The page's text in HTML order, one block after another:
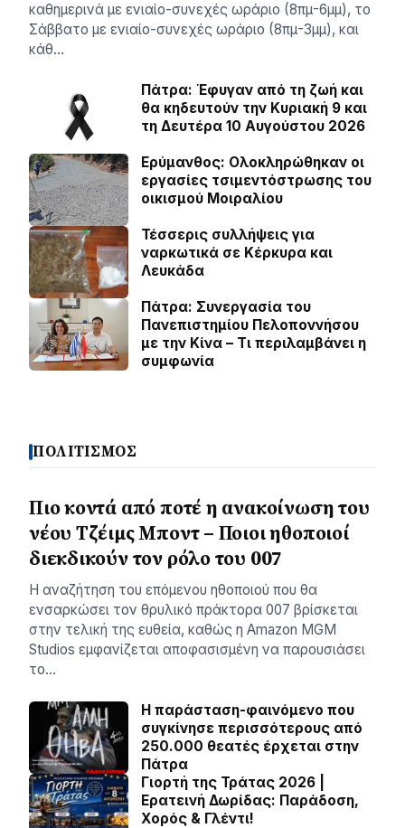
καθημερινά με ενιαίο-συνεχές ωράριο (8πμ-6μμ), το
Σάββατο με ενιαίο-συνεχές ωράριο (8πμ-3μμ), και
κάθ…
Πάτρα: Έφυγαν από τη ζωή και
θα κηδευτούν την Κυριακή 9 και
τη Δευτέρα 10 Αυγούστου 2026
Ερύμανθος: Ολοκληρώθηκαν οι
εργασίες τσιμεντόστρωσης του
οικισμού Μοιραλίου
Τέσσερις συλλήψεις για
ναρκωτικά σε Κέρκυρα και
Λευκάδα
Πάτρα: Συνεργασία του
Πανεπιστημίου Πελοποννήσου
με την Κίνα – Τι περιλαμβάνει η
συμφωνία
ΠΟΛΙΤΙΣΜΟΣ
Πιο κοντά από ποτέ η ανακοίνωση του
νέου Τζέιμς Μποντ – Ποιοι ηθοποιοί
διεκδικούν τον ρόλο του 007
Η αναζήτηση του επόμενου ηθοποιού που θα
ενσαρκώσει τον θρυλικό πράκτορα 007 βρίσκεται
στην τελική της ευθεία, καθώς η Amazon MGM
Studios εμφανίζεται αποφασισμένη να παρουσιάσει
το…
Η παράσταση-φαινόμενο που
συγκίνησε περισσότερους από
250.000 θεατές έρχεται στην
Πάτρα
Γιορτή της Τράτας 2026 |
Ερατεινή Δωρίδας: Παράδοση,
Χορός & Γλέντι!